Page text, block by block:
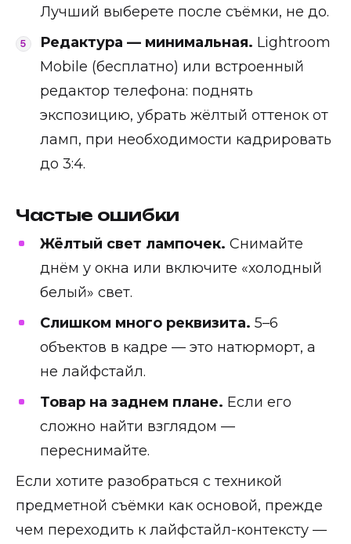
Лучший выберете после съёмки, не до.
Редактура — минимальная. Lightroom
Mobile (бесплатно) или встроенный
редактор телефона: поднять
экспозицию, убрать жёлтый оттенок от
ламп, при необходимости кадрировать
до 3:4.
Частые ошибки
Жёлтый свет лампочек. Снимайте
днём у окна или включите «холодный
белый» свет.
Слишком много реквизита. 5–6
объектов в кадре — это натюрморт, а
не лайфстайл.
Товар на заднем плане. Если его
сложно найти взглядом —
переснимайте.
Если хотите разобраться с техникой
предметной съёмки как основой, прежде
чем переходить к лайфстайл-контексту —